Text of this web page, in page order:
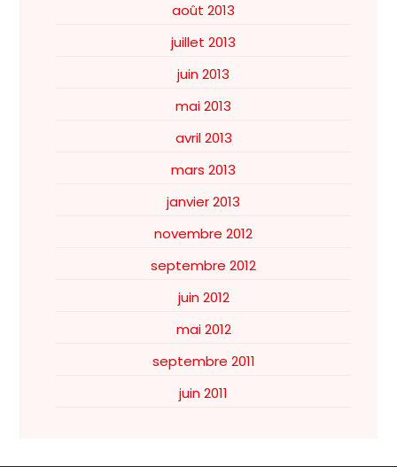
août 2013
juillet 2013
juin 2013
mai 2013
avril 2013
mars 2013
janvier 2013
novembre 2012
septembre 2012
juin 2012
mai 2012
septembre 2011
juin 2011